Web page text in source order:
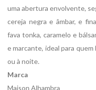
uma abertura envolvente,
cereja negra e âmbar, e
fava tonka, caramelo e
e marcante, ideal para
ou à noite.
Marca
Maison Alhambra